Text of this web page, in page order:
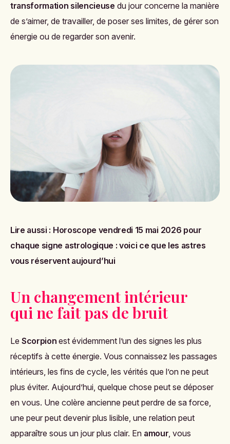
transformation silencieuse du jour concerne la manière
de s’aimer, de travailler, de poser ses limites, de gérer son
énergie ou de regarder son avenir.
Lire aussi : Horoscope vendredi 15 mai 2026 pour
chaque signe astrologique : voici ce que les astres
vous réservent aujourd’hui
Un changement intérieur
qui ne fait pas de bruit
Le Scorpion est évidemment l’un des signes les plus
réceptifs à cette énergie. Vous connaissez les passages
intérieurs, les fins de cycle, les vérités que l’on ne peut
plus éviter. Aujourd’hui, quelque chose peut se déposer
en vous. Une colère ancienne peut perdre de sa force,
une peur peut devenir plus lisible, une relation peut
apparaître sous un jour plus clair. En amour, vous